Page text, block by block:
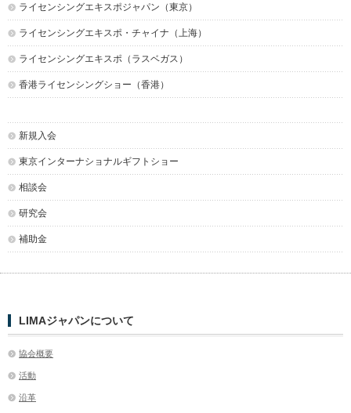
ライセンシングエキスポジャパン（東京）
ライセンシングエキスポ・チャイナ（上海）
ライセンシングエキスポ（ラスベガス）
香港ライセンシングショー（香港）
新規入会
東京インターナショナルギフトショー
相談会
研究会
補助金
LIMAジャパンについて
協会概要
活動
沿革